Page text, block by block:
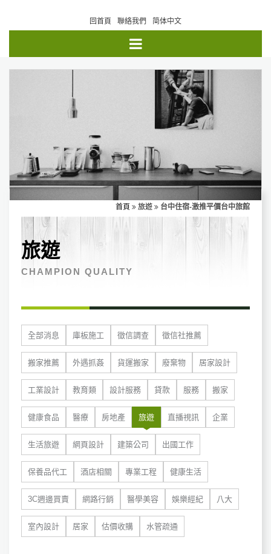
回首頁 聯絡我們 简体中文
首頁 旅遊 台中住宿-激推平價台中旅館
旅遊
CHAMPION QUALITY
全部消息 庫板施工 徵信調查 徵信社推薦
搬家推薦 外遇抓姦 貨運搬家 廢棄物 居家設計
工業設計 教育類 設計服務 貸款 服務 搬家
健康食品 醫療 房地產 旅遊 直播視訊 企業
生活旅遊 網頁設計 建築公司 出國工作
保養品代工 酒店相關 專業工程 健康生活
3C週邊買賣 網路行銷 醫學美容 娛樂經紀 八大
室內設計 居家 估價收購 水管疏通